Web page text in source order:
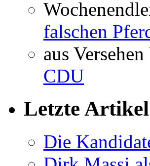
falschen
aus Versehen
CDU
Letzte Artikel
Die